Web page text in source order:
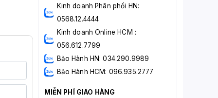
Kinh doanh Phân phối HN:
0568.12.4444
Kinh doanh Online HCM :
056.612.7799
Bảo Hành HN: 034.290.9989
Bảo Hành HCM: 096.935.2777
MIỄN PHÍ GIAO HÀNG